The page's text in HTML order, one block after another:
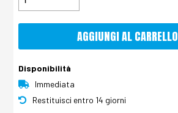
AGGIUNGI AL CARRELLO
Disponibilità
Immediata
Restituisci entro 14 giorni